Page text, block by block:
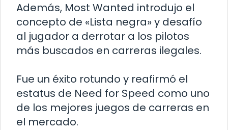
Además, Most Wanted introdujo el
concepto de «Lista negra» y desafío
al jugador a derrotar a los pilotos
más buscados en carreras ilegales.
Fue un éxito rotundo y reafirmó el
estatus de Need for Speed como uno
de los mejores juegos de carreras en
el mercado.